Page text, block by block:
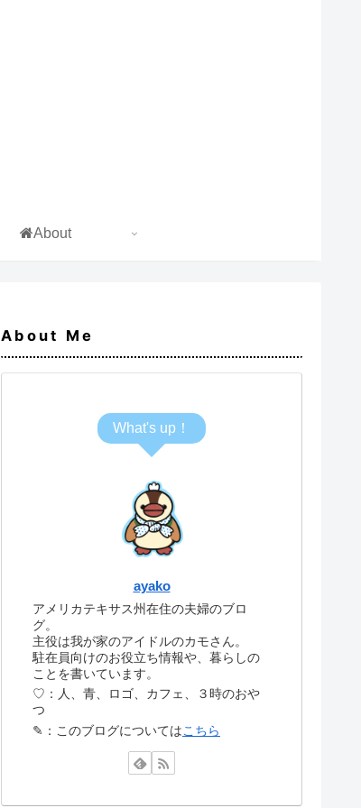
About
About Me
What's up！
ayako
アメリカテキサス州在住の夫婦のブロ
グ。
主役は我が家のアイドルのカモさん。
駐在員向けのお役立ち情報や、暮らしの
ことを書いています。
♡：人、青、ロゴ、カフェ、３時のおや
つ
✎：このブログについてはこちら